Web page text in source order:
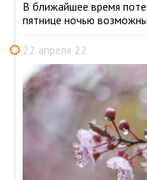
В ближайшее время
пятнице ночью
22 апреля 22